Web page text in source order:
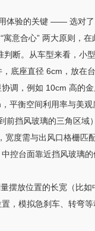
体验的关键 —— 选对
意合心” 两大原则，
断。从车型来看，
底座直径 6cm，放
调，例如 10cm 高的
平衡空间利用率与美观
前挡风玻璃的三角区
度需与出风口格栅
控台面靠近挡风玻璃
放位置的长宽（比
，模拟急刹车、转